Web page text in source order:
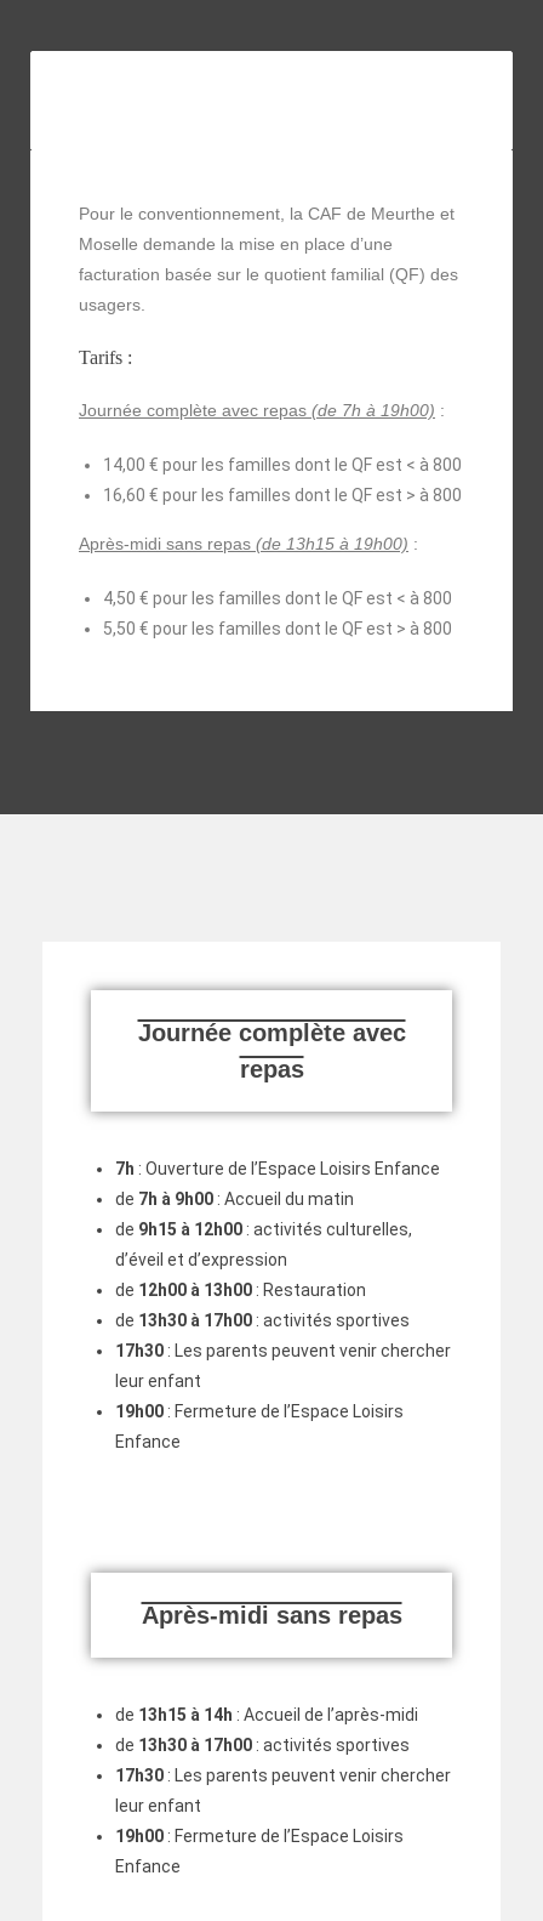
Pour le conventionnement, la CAF de Meurthe et
Moselle demande la mise en place d’une
facturation basée sur le quotient familial (QF) des
usagers.
Tarifs :
Journée complète avec repas (de 7h à 19h00) :
14,00 € pour les familles dont le QF est < à 800
16,60 € pour les familles dont le QF est > à 800
Après-midi sans repas (de 13h15 à 19h00) :
4,50 € pour les familles dont le QF est < à 800
5,50 € pour les familles dont le QF est > à 800
Journée complète avec
repas
7h : Ouverture de l’Espace Loisirs Enfance
de 7h à 9h00 : Accueil du matin
de 9h15 à 12h00 : activités culturelles,
d’éveil et d’expression
de 12h00 à 13h00 : Restauration
de 13h30 à 17h00 : activités sportives
17h30 : Les parents peuvent venir chercher
leur enfant
19h00 : Fermeture de l’Espace Loisirs
Enfance
Après-midi sans repas
de 13h15 à 14h : Accueil de l’après-midi
de 13h30 à 17h00 : activités sportives
17h30 : Les parents peuvent venir chercher
leur enfant
19h00 : Fermeture de l’Espace Loisirs
Enfance